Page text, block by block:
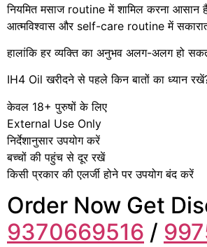
नियमित मसाज routine में शामिल करना आसान
आत्मविश्वास और self-care routine में
हालांकि हर व्यक्ति का अनुभव अलग-अलग हो
IH4 Oil खरीदने से पहले किन बातों का ध्यान
केवल 18+ पुरुषों के लिए
External Use Only
निर्देशानुसार उपयोग करें
बच्चों की पहुंच से दूर रखें
किसी प्रकार की एलर्जी होने पर उपयोग बंद करें
Order Now Get
9370669516 /